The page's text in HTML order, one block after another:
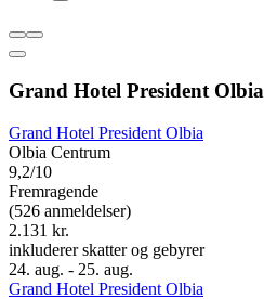
Grand Hotel President Olbia
Grand Hotel President Olbia
Olbia Centrum
9,2/10
Fremragende
(526 anmeldelser)
2.131 kr.
inkluderer skatter og gebyrer
24. aug. - 25. aug.
Grand Hotel President Olbia